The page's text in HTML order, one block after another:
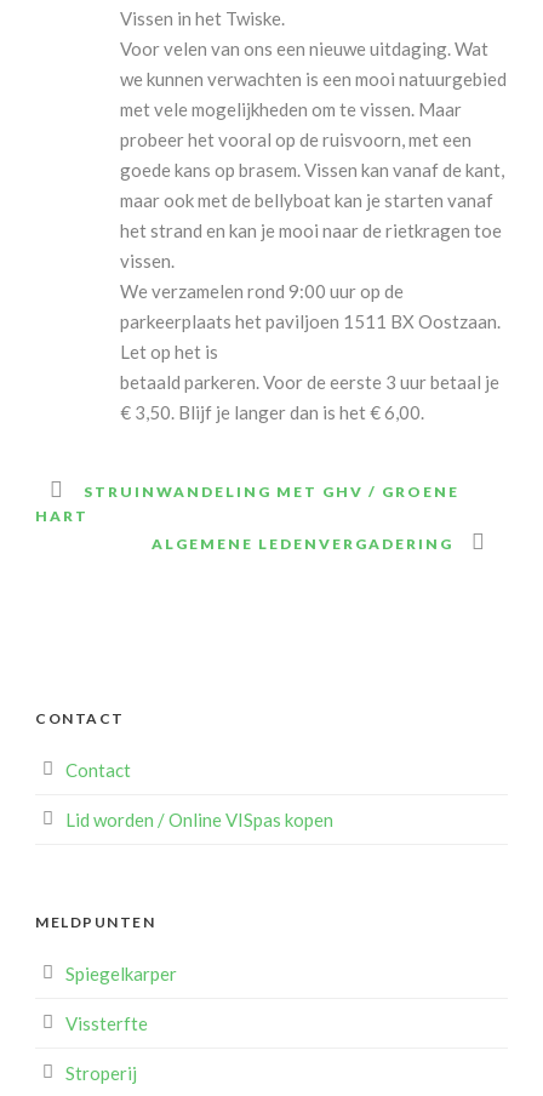
Vissen in het Twiske.
Voor velen van ons een nieuwe uitdaging. Wat
we kunnen verwachten is een mooi natuurgebied
met vele mogelijkheden om te vissen. Maar
probeer het vooral op de ruisvoorn, met een
goede kans op brasem. Vissen kan vanaf de kant,
maar ook met de bellyboat kan je starten vanaf
het strand en kan je mooi naar de rietkragen toe
vissen.
We verzamelen rond 9:00 uur op de
parkeerplaats het paviljoen 1511 BX Oostzaan.
Let op het is
betaald parkeren. Voor de eerste 3 uur betaal je
€ 3,50. Blijf je langer dan is het € 6,00.
STRUINWANDELING MET GHV / GROENE
HART
ALGEMENE LEDENVERGADERING
CONTACT
Contact
Lid worden / Online VISpas kopen
MELDPUNTEN
Spiegelkarper
Vissterfte
Stroperij